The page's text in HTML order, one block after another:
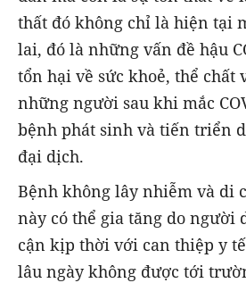
thất đó không chỉ là hiện tại
lai, đó là những vấn đề hậu
tổn hại về sức khoẻ, thể chất
những người sau khi mắc
bệnh phát sinh và tiến triển
đại dịch.
Bệnh không lây nhiễm và di
này có thể gia tăng do người
cận kịp thời với can thiệp y
lâu ngày không được tới